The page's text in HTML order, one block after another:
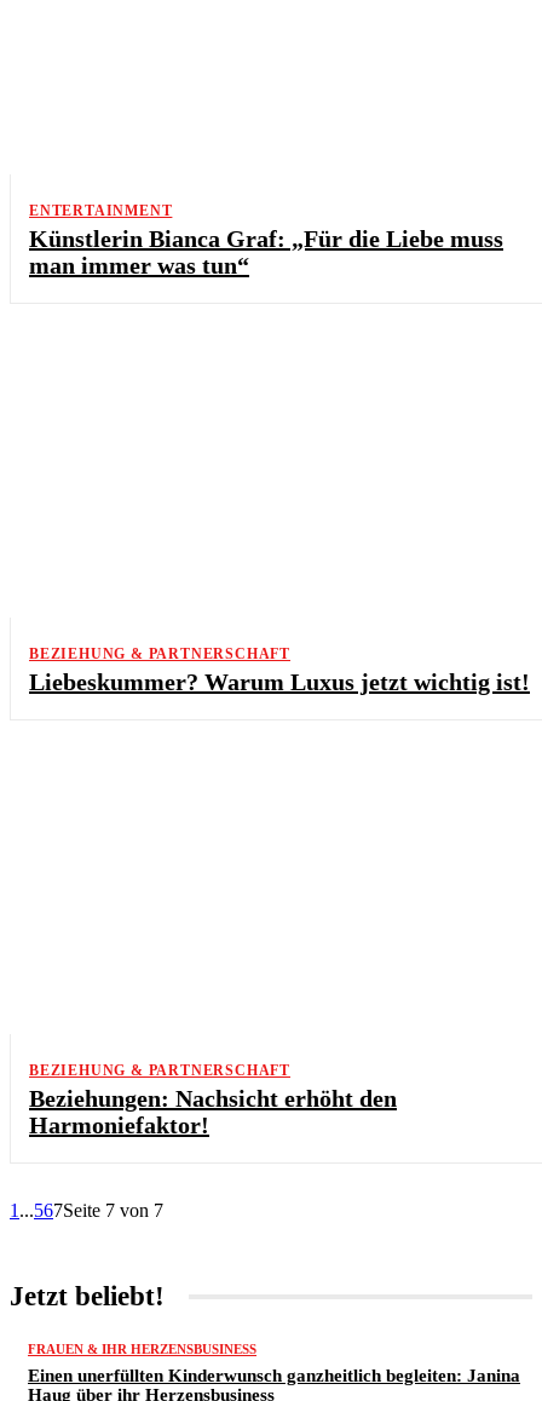
ENTERTAINMENT
Künstlerin Bianca Graf: „Für die Liebe muss
man immer was tun“
BEZIEHUNG & PARTNERSCHAFT
Liebeskummer? Warum Luxus jetzt wichtig ist!
BEZIEHUNG & PARTNERSCHAFT
Beziehungen: Nachsicht erhöht den
Harmoniefaktor!
1 ...567Seite 7 von 7
Jetzt beliebt!
FRAUEN & IHR HERZENSBUSINESS
Einen unerfüllten Kinderwunsch ganzheitlich begleiten: Janina
Haug über ihr Herzensbusiness